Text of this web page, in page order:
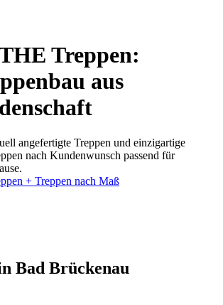
Treppen:
aus
angefertigte Treppen und einzigartige
nach Kundenwunsch passend für
+ Treppen nach Maß
Bad Brückenau